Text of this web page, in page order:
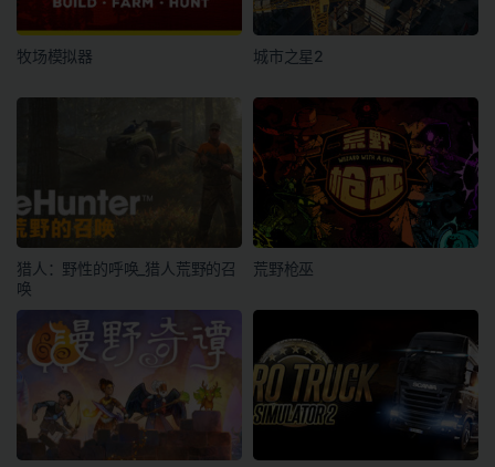
牧场模拟器 城市之星2
猎人：野性的呼唤_猎人荒野的召
唤
荒野枪巫